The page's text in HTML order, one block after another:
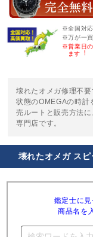
※全国対応
※万が一
※営業日
ます︕
壊れたオメガ修理不
状態のOMEGAの時計
売ルートと販売方法
専門店です。
壊れたオメガ ス
鑑定士に
商品名を